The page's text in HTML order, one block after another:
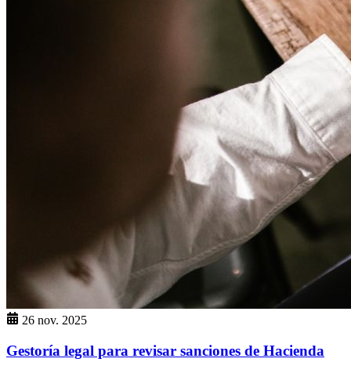
26 nov. 2025
Gestoría legal para revisar sanciones de Hacienda